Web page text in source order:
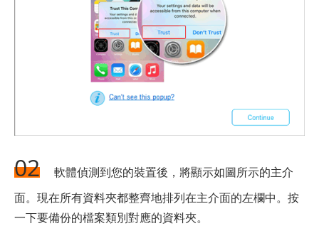
02
軟體偵測到您的裝置後，將顯示如圖所示的主介
面。現在所有資料夾都整齊地排列在主介面的左欄中。按
一下要備份的檔案類別對應的資料夾。